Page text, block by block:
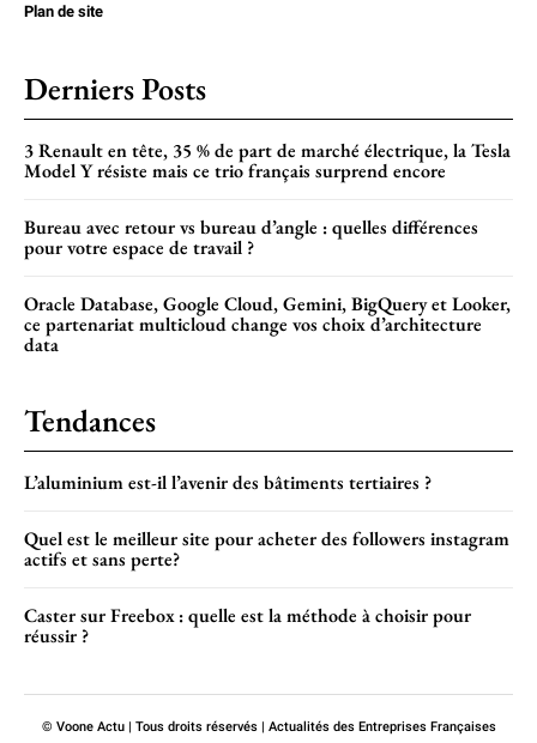
Plan de site
Derniers Posts
3 Renault en tête, 35 % de part de marché électrique, la Tesla
Model Y résiste mais ce trio français surprend encore
Bureau avec retour vs bureau d’angle : quelles différences
pour votre espace de travail ?
Oracle Database, Google Cloud, Gemini, BigQuery et Looker,
ce partenariat multicloud change vos choix d’architecture
data
Tendances
L’aluminium est-il l’avenir des bâtiments tertiaires ?
Quel est le meilleur site pour acheter des followers instagram
actifs et sans perte?
Caster sur Freebox : quelle est la méthode à choisir pour
réussir ?
© Voone Actu | Tous droits réservés | Actualités des Entreprises Françaises